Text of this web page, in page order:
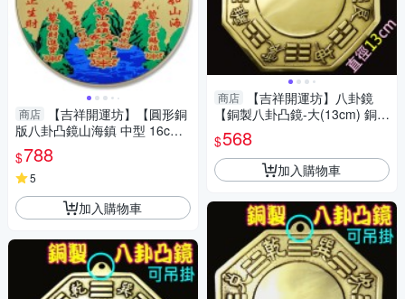
商店
【吉祥開運坊】【圓形銅
版八卦凸鏡山海鎮 中型 16cm
化屋外煞氣 】開光 擇日
$788
5
加入購物車
商店
【吉祥開運坊】八卦鏡
【銅製八卦凸鏡-大(13cm) 銅版
化壁刀 路沖 巷沖 】開光 擇日
$568
加入購物車